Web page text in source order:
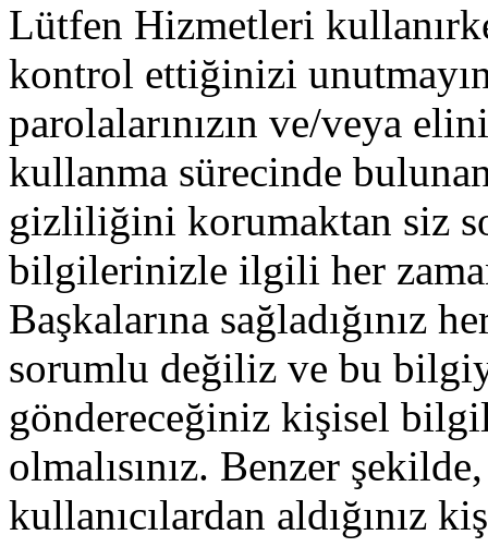
Lütfen Hizmetleri
kontrol ettiğinizi
parolalarınızın ve/veya
kullanma sürecinde
gizliliğini korumaktan siz
bilgilerinizle ilgili her
Başkalarına sağladığınız
sorumlu değiliz ve bu
göndereceğiniz kişisel
olmalısınız. Benzer
kullanıcılardan aldığınız